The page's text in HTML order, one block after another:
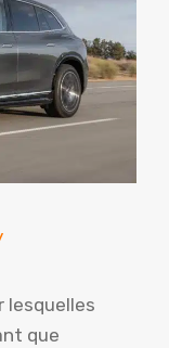
lesquelles
que